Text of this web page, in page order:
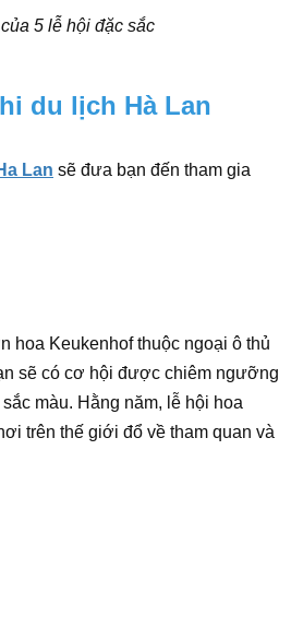
5 lễ hội đặc sắc
du lịch Hà Lan
Lan sẽ đưa bạn đến tham gia
hoa Keukenhof thuộc ngoại ô thủ
sẽ có cơ hội được chiêm ngưỡng
màu. Hằng năm, lễ hội hoa
trên thế giới đổ về tham quan và